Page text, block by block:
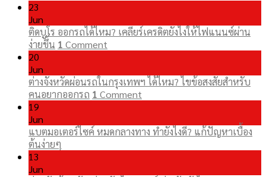
23
Jun
ติดบูโร ออกรถได้ไหม? เคลียร์เครดิตยังไงให้ไฟแนนซ์ผ่าน
ง่ายขึ้น 1 Comment
20
Jun
ต่างจังหวัดผ่อนรถในกรุงเทพฯ ได้ไหม? ไขข้อสงสัยสำหรับ
คนอยากออกรถ 1 Comment
19
Jun
แบตมอเตอร์ไซค์ หมดกลางทาง ทำยังไงดี? แก้ปัญหาเบื้อง
ต้นง่ายๆ
13
Jun